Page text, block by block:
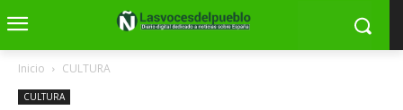
Inicio CULTURA
CULTURA